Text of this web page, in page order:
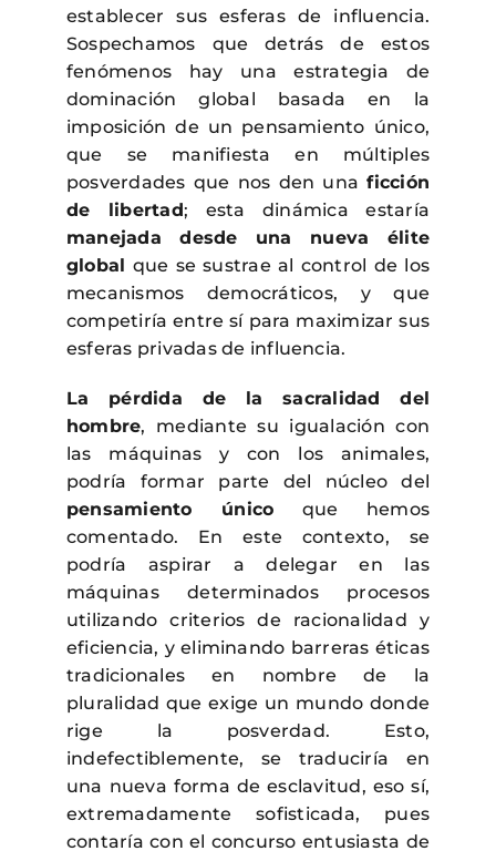
establecer sus esferas de influencia.
Sospechamos que detrás de estos
fenómenos hay una estrategia de
dominación global basada en la
imposición de un pensamiento único,
que se manifiesta en múltiples
posverdades que nos den unaficción
de libertad; esta dinámica estaría
manejada desde una nueva élite
global que se sustrae al control de los
mecanismos democráticos, y que
competiría entre sí para maximizar sus
esferas privadas de influencia.
La pérdida de la sacralidad del
hombre, mediante su igualación con
las máquinas y con los animales,
podría formar parte del núcleo del
pensamiento único que hemos
comentado. En este contexto, se
podría aspirar a delegar en las
máquinas determinados procesos
utilizando criterios de racionalidad y
eficiencia, y eliminando barreras éticas
tradicionales en nombre de la
pluralidad que exige un mundo donde
rige la posverdad. Esto,
indefectiblemente, se traduciría en
una nueva forma de esclavitud, eso sí,
extremadamente sofisticada, pues
contaría con el concurso entusiasta de